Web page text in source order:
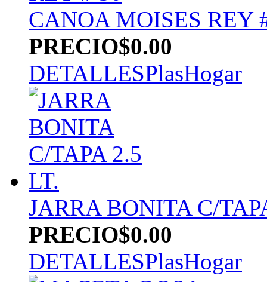
CANOA MOISES REY
PRECIO$0.00
DETALLESPlasHogar
JARRA BONITA C/
PRECIO$0.00
DETALLESPlasHogar